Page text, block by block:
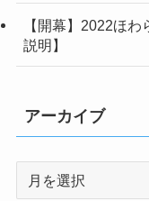
【開幕】2022ほ
説明】
アーカイブ